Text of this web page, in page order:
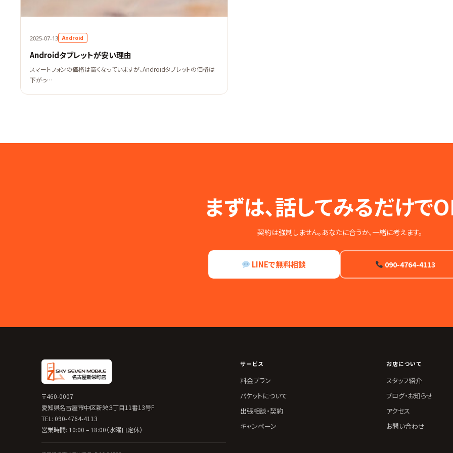
2025-07-13 Android
Androidタブレットが安い理由
スマートフォンの価格は高くなっていますが、Androidタブレットの価格は
下がっ…
まずは、話してみるだけで
契約は強制しません。あなたに合うか、一緒に考えます。
LINEで無料相談 090-4764-4113
〒460-0007
愛知県名古屋市中区新栄３丁目11番13号F
TEL: 090-4764-4113
営業時間: 10:00 – 18:00（水曜日定休）
サービス
料金プラン
パケットについて
出張相談・契約
キャンペーン
お店について
スタッフ紹介
ブログ・お知らせ
アクセス
お問い合わせ